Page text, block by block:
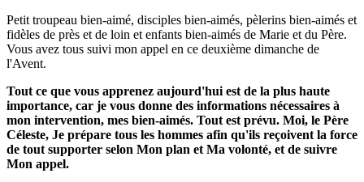
Petit troupeau bien-aimé, disciples bien-aimés, pèlerins bien-aimés et
fidèles de près et de loin et enfants bien-aimés de Marie et du Père.
Vous avez tous suivi mon appel en ce deuxième dimanche de
l'Avent.
Tout ce que vous apprenez aujourd'hui est de la plus haute
importance, car je vous donne des informations nécessaires à
mon intervention, mes bien-aimés. Tout est prévu. Moi, le Père
Céleste, Je prépare tous les hommes afin qu'ils reçoivent la force
de tout supporter selon Mon plan et Ma volonté, et de suivre
Mon appel.